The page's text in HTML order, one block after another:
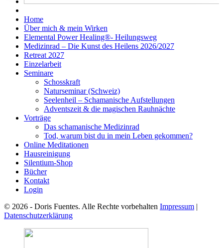
Home
Über mich & mein Wirken
Elemental Power Healing®- Heilungsweg
Medizinrad – Die Kunst des Heilens 2026/2027
Retreat 2027
Einzelarbeit
Seminare
Schosskraft
Naturseminar (Schweiz)
Seelenheil – Schamanische Aufstellungen
Adventszeit & die magischen Rauhnächte
Vorträge
Das schamanische Medizinrad
Tod, warum bist du in mein Leben gekommen?
Online Meditationen
Hausreinigung
Silentium-Shop
Bücher
Kontakt
Login
© 2026 - Doris Fuentes. Alle Rechte vorbehalten Impressum |
Datenschutzerklärung